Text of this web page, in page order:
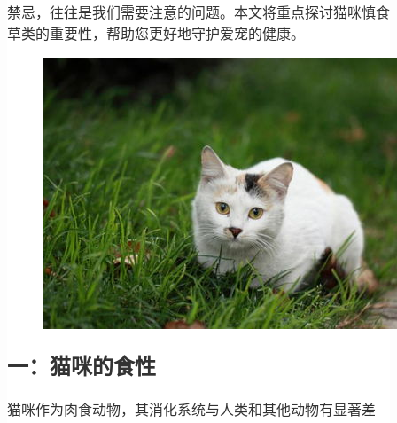
禁忌，往往是我们需要注意的问题。本文将重点探讨猫咪慎食
草类的重要性，帮助您更好地守护爱宠的健康。
一：猫咪的食性
猫咪作为肉食动物，其消化系统与人类和其他动物有显著差